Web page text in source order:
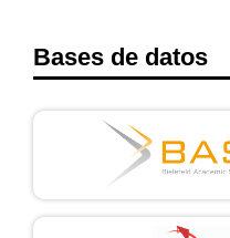
Bases de datos